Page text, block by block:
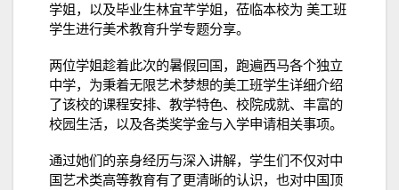
学姐，以及毕业生林宜芊学姐，莅临本校为 美工班
学生进行美术教育升学专题分享。
两位学姐趁着此次的暑假回国，跑遍西马各个独立
中学，为秉着无限艺术梦想的美工班学生详细介绍
了该校的课程安排、教学特色、校院成就、丰富的
校园生活，以及各类奖学金与入学申请相关事项。
通过她们的亲身经历与深入讲解，学生们不仅对中
国艺术类高等教育有了更清晰的认识，也对中国顶